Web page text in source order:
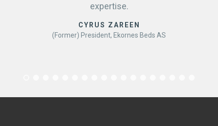
expertise.
CYRUS ZAREEN
(Former) President, Ekornes Beds AS